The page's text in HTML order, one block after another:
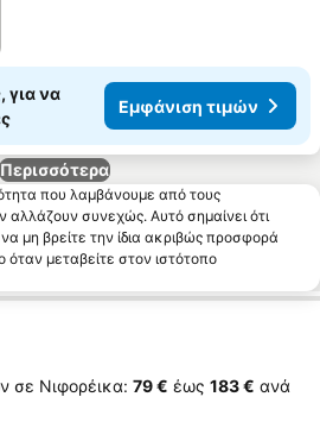
για να
Εμφάνιση τιμών
Περισσότερα
που λαμβάνουμε από τους
αλλάζουν συνεχώς. Αυτό σημαίνει ότι
μη βρείτε την ίδια ακριβώς προσφορά
όταν μεταβείτε στον ιστότοπο
σε Νιφορέικα: ‎79 € έως ‎183 € ανά